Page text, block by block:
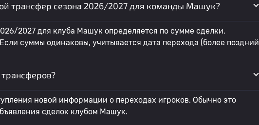
трансфер сезона 2026/2027 для команды Машук?
2027 для клуба Машук определяется по сумме сделки,
суммы одинаковы, учитывается дата перехода (более поздний
новой информации о переходах игроков. Обычно это
сделок клубом Машук.